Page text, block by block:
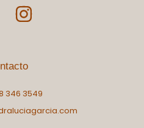
I
t
a
g
346 3549